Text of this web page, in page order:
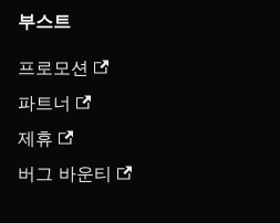
부스트
프로모션
파트너
제휴
버그 바운티